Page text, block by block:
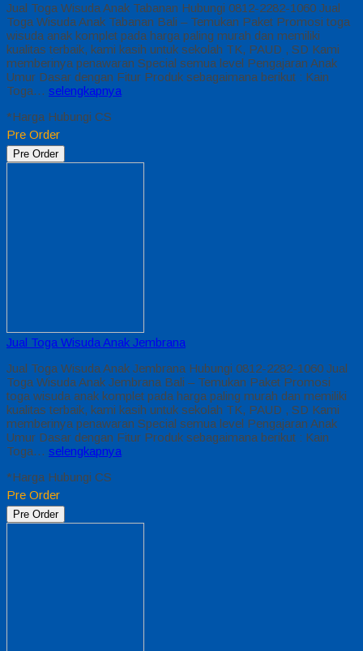
Jual Toga Wisuda Anak Tabanan Hubungi 0812-2282-1060 Jual
Toga Wisuda Anak Tabanan Bali – Temukan Paket Promosi toga
wisuda anak komplet pada harga paling murah dan memiliki
kualitas terbaik, kami kasih untuk sekolah TK, PAUD , SD Kami
memberinya penawaran Special semua level Pengajaran Anak
Umur Dasar dengan Fitur Produk sebagaimana berikut : Kain
Toga… selengkapnya
*Harga Hubungi CS
Pre Order
Pre Order
Jual Toga Wisuda Anak Jembrana
Jual Toga Wisuda Anak Jembrana Hubungi 0812-2282-1060 Jual
Toga Wisuda Anak Jembrana Bali – Temukan Paket Promosi
toga wisuda anak komplet pada harga paling murah dan memiliki
kualitas terbaik, kami kasih untuk sekolah TK, PAUD , SD Kami
memberinya penawaran Special semua level Pengajaran Anak
Umur Dasar dengan Fitur Produk sebagaimana berikut : Kain
Toga… selengkapnya
*Harga Hubungi CS
Pre Order
Pre Order